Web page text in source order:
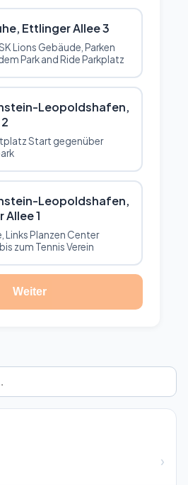
Ettlinger Allee 3
Lions Gebäude, Parken
Park and Ride Parkplatz
Leopoldshafen,
Start gegenüber
Leopoldshafen,
Allee 1
Links Planzen Center
zum Tennis Verein
Weiter
›